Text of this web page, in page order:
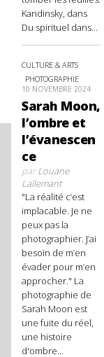
Kandinsky, dans
Du spirituel dans...
CULTURE & ARTS
PHOTOGRAPHIE
10 NOVEMBRE 2024
Sarah Moon,
l’ombre et
l’évanescen
ce
parLouane
Lallemant
"La réalité c’est
implacable. Je ne
peux pas la
photographier. J’ai
besoin de m’en
évader pour m’en
approcher." La
photographie de
Sarah Moon est
une fuite du réel,
une histoire
d'ombre...